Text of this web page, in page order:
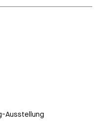
Ausstellung